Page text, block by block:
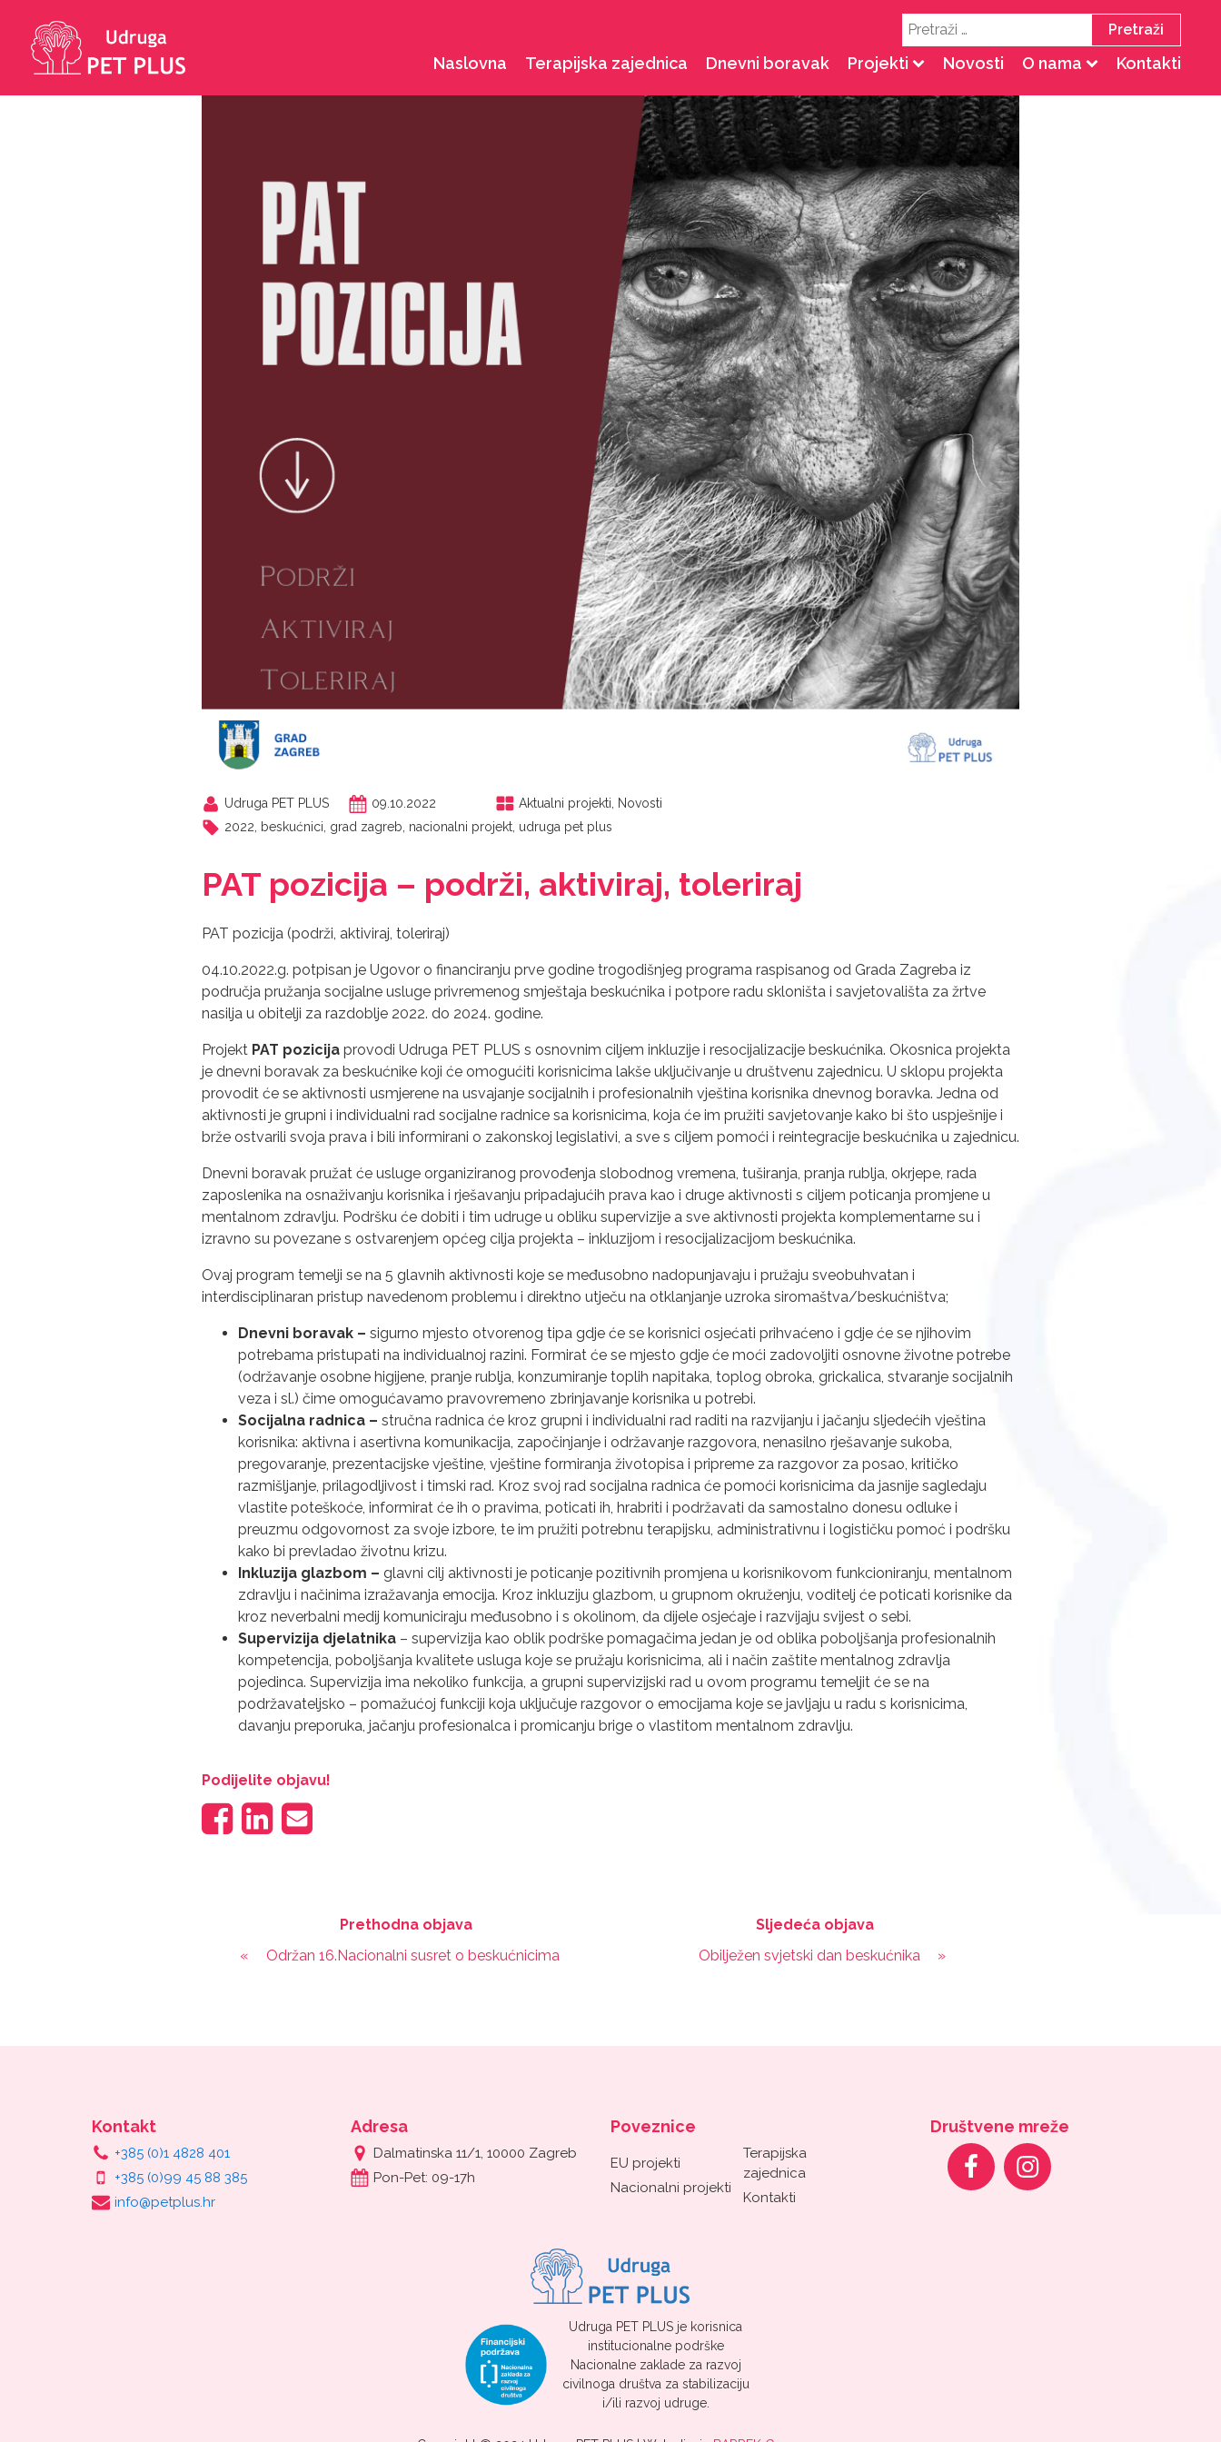
Pretraži:
Naslovna Terapijska zajednica Dnevni boravak Projekti Novosti O nama Kontakti
Udruga PET PLUS 09.10.2022 Aktualni projekti, Novosti
2022, beskućnici, grad zagreb, nacionalni projekt, udruga pet plus
PAT pozicija – podrži, aktiviraj, toleriraj
PAT pozicija (podrži, aktiviraj, toleriraj)
04.10.2022.g. potpisan je Ugovor o financiranju prve godine trogodišnjeg programa raspisanog od Grada Zagreba iz
područja pružanja socijalne usluge privremenog smještaja beskućnika i potpore radu skloništa i savjetovališta za žrtve
nasilja u obitelji za razdoblje 2022. do 2024. godine.
Projekt PAT pozicija provodi Udruga PET PLUS s osnovnim ciljem inkluzije i resocijalizacije beskućnika. Okosnica projekta
je dnevni boravak za beskućnike koji će omogućiti korisnicima lakše uključivanje u društvenu zajednicu. U sklopu projekta
provodit će se aktivnosti usmjerene na usvajanje socijalnih i profesionalnih vještina korisnika dnevnog boravka. Jedna od
aktivnosti je grupni i individualni rad socijalne radnice sa korisnicima, koja će im pružiti savjetovanje kako bi što uspješnije i
brže ostvarili svoja prava i bili informirani o zakonskoj legislativi, a sve s ciljem pomoći i reintegracije beskućnika u zajednicu.
Dnevni boravak pružat će usluge organiziranog provođenja slobodnog vremena, tuširanja, pranja rublja, okrjepe, rada
zaposlenika na osnaživanju korisnika i rješavanju pripadajućih prava kao i druge aktivnosti s ciljem poticanja promjene u
mentalnom zdravlju. Podršku će dobiti i tim udruge u obliku supervizije a sve aktivnosti projekta komplementarne su i
izravno su povezane s ostvarenjem općeg cilja projekta – inkluzijom i resocijalizacijom beskućnika.
Ovaj program temelji se na 5 glavnih aktivnosti koje se međusobno nadopunjavaju i pružaju sveobuhvatan i
interdisciplinaran pristup navedenom problemu i direktno utječu na otklanjanje uzroka siromaštva/beskućništva;
Dnevni boravak – sigurno mjesto otvorenog tipa gdje će se korisnici osjećati prihvaćeno i gdje će se njihovim
potrebama pristupati na individualnoj razini. Formirat će se mjesto gdje će moći zadovoljiti osnovne životne potrebe
(održavanje osobne higijene, pranje rublja, konzumiranje toplih napitaka, toplog obroka, grickalica, stvaranje socijalnih
veza i sl.) čime omogućavamo pravovremeno zbrinjavanje korisnika u potrebi.
Socijalna radnica – stručna radnica će kroz grupni i individualni rad raditi na razvijanju i jačanju sljedećih vještina
korisnika: aktivna i asertivna komunikacija, započinjanje i održavanje razgovora, nenasilno rješavanje sukoba,
pregovaranje, prezentacijske vještine, vještine formiranja životopisa i pripreme za razgovor za posao, kritičko
razmišljanje, prilagodljivost i timski rad. Kroz svoj rad socijalna radnica će pomoći korisnicima da jasnije sagledaju
vlastite poteškoće, informirat će ih o pravima, poticati ih, hrabriti i podržavati da samostalno donesu odluke i
preuzmu odgovornost za svoje izbore, te im pružiti potrebnu terapijsku, administrativnu i logističku pomoć i podršku
kako bi prevladao životnu krizu.
Inkluzija glazbom – glavni cilj aktivnosti je poticanje pozitivnih promjena u korisnikovom funkcioniranju, mentalnom
zdravlju i načinima izražavanja emocija. Kroz inkluziju glazbom, u grupnom okruženju, voditelj će poticati korisnike da
kroz neverbalni medij komuniciraju međusobno i s okolinom, da dijele osjećaje i razvijaju svijest o sebi.
Supervizija djelatnika – supervizija kao oblik podrške pomagačima jedan je od oblika poboljšanja profesionalnih
kompetencija, poboljšanja kvalitete usluga koje se pružaju korisnicima, ali i način zaštite mentalnog zdravlja
pojedinca. Supervizija ima nekoliko funkcija, a grupni supervizijski rad u ovom programu temeljit će se na
podržavateljsko – pomažućoj funkciji koja uključuje razgovor o emocijama koje se javljaju u radu s korisnicima,
davanju preporuka, jačanju profesionalca i promicanju brige o vlastitom mentalnom zdravlju.
Podijelite objavu!
Prethodna objava
«
Održan 16.Nacionalni susret o beskućnicima
Sljedeća objava
Obilježen svjetski dan beskućnika
»
Kontakt
+385 (0)1 4828 401
+385 (0)99 45 88 385
info@petplus.hr
Adresa
Dalmatinska 11/1, 10000 Zagreb
Pon-Pet: 09-17h
Poveznice
EU projekti
Nacionalni projekti
Terapijska
zajednica
Kontakti
Društvene mreže
Udruga PET PLUS je korisnica
institucionalne podrške
Nacionalne zaklade za razvoj
civilnoga društva za stabilizaciju
i/ili razvoj udruge.